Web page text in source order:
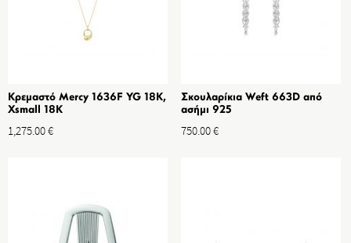
Κρεμαστό Mercy 1636F YG 18K,
Xsmall 18K
1,275.00€
Σκουλαρίκια Weft 663D από
ασήμι 925
750.00€